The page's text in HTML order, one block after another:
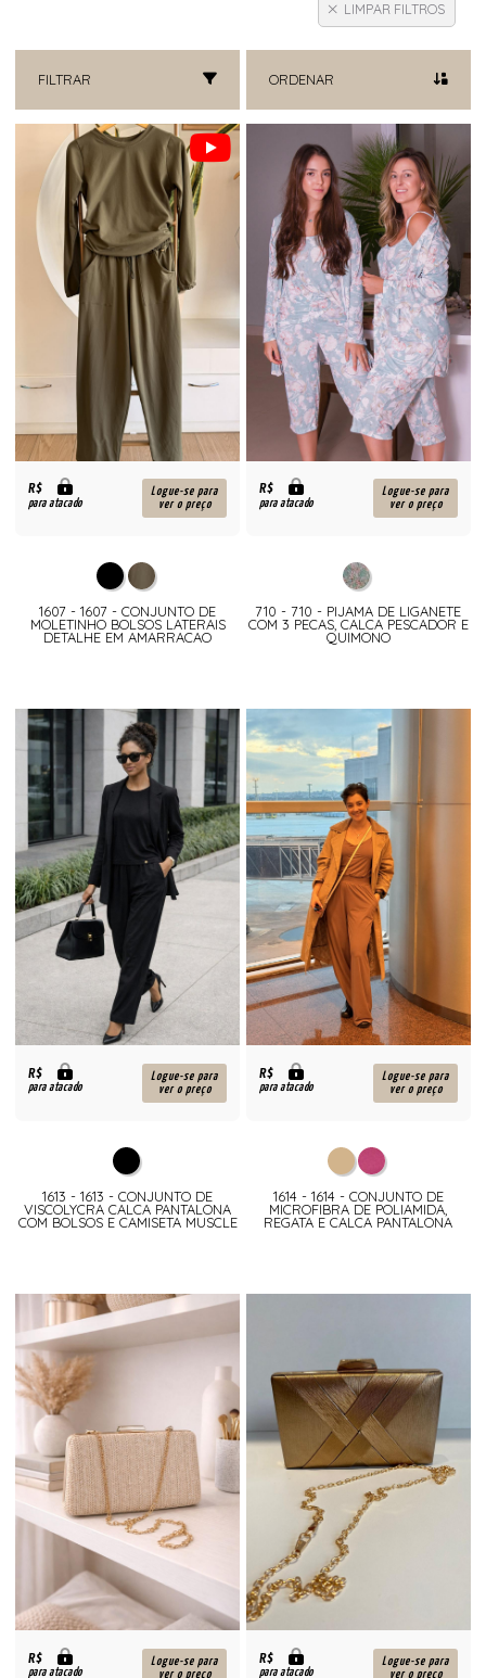
LIMPAR FILTROS
FILTRAR ORDENAR
R$
para atacado
Logue-se para
ver o preço
1607 - 1607 - CONJUNTO DE
MOLETINHO BOLSOS LATERAIS
DETALHE EM AMARRACAO
R$
para atacado
Logue-se para
ver o preço
710 - 710 - PIJAMA DE LIGANETE
COM 3 PECAS, CALCA PESCADOR E
QUIMONO
R$
para atacado
Logue-se para
ver o preço
1613 - 1613 - CONJUNTO DE
VISCOLYCRA CALCA PANTALONA
COM BOLSOS E CAMISETA MUSCLE
R$
para atacado
Logue-se para
ver o preço
1614 - 1614 - CONJUNTO DE
MICROFIBRA DE POLIAMIDA,
REGATA E CALCA PANTALONA
R$
para atacado
Logue-se para
ver o preço
R$
para atacado
Logue-se para
ver o preço